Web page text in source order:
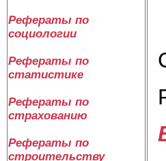
Рефераты по
социологии
Рефераты по
статистике
Рефераты по
страхованию
Рефераты по
строительству